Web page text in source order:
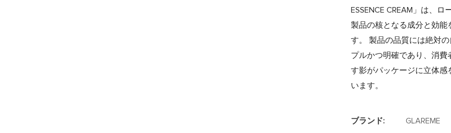
ESSENCE CREAM」は、
製品の核となる成分と効能
す。 製品の品質には絶対
プルかつ明確であり、消
す影がパッケージに立体感
います。
ブランド: GLAREME